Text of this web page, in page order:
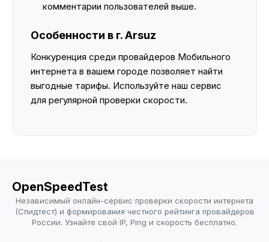
комментарии пользователей выше.
Особенности в г. Arsuz
Конкуренция среди провайдеров Мобильного
интернета в вашем городе позволяет найти
выгодные тарифы. Используйте наш сервис
для регулярной проверки скорости.
OpenSpeedTest
Независимый онлайн-сервис проверки скорости интернета
(Спидтест) и формирования честного рейтинга провайдеров
России. Узнайте свой IP, Ping и скорость бесплатно.